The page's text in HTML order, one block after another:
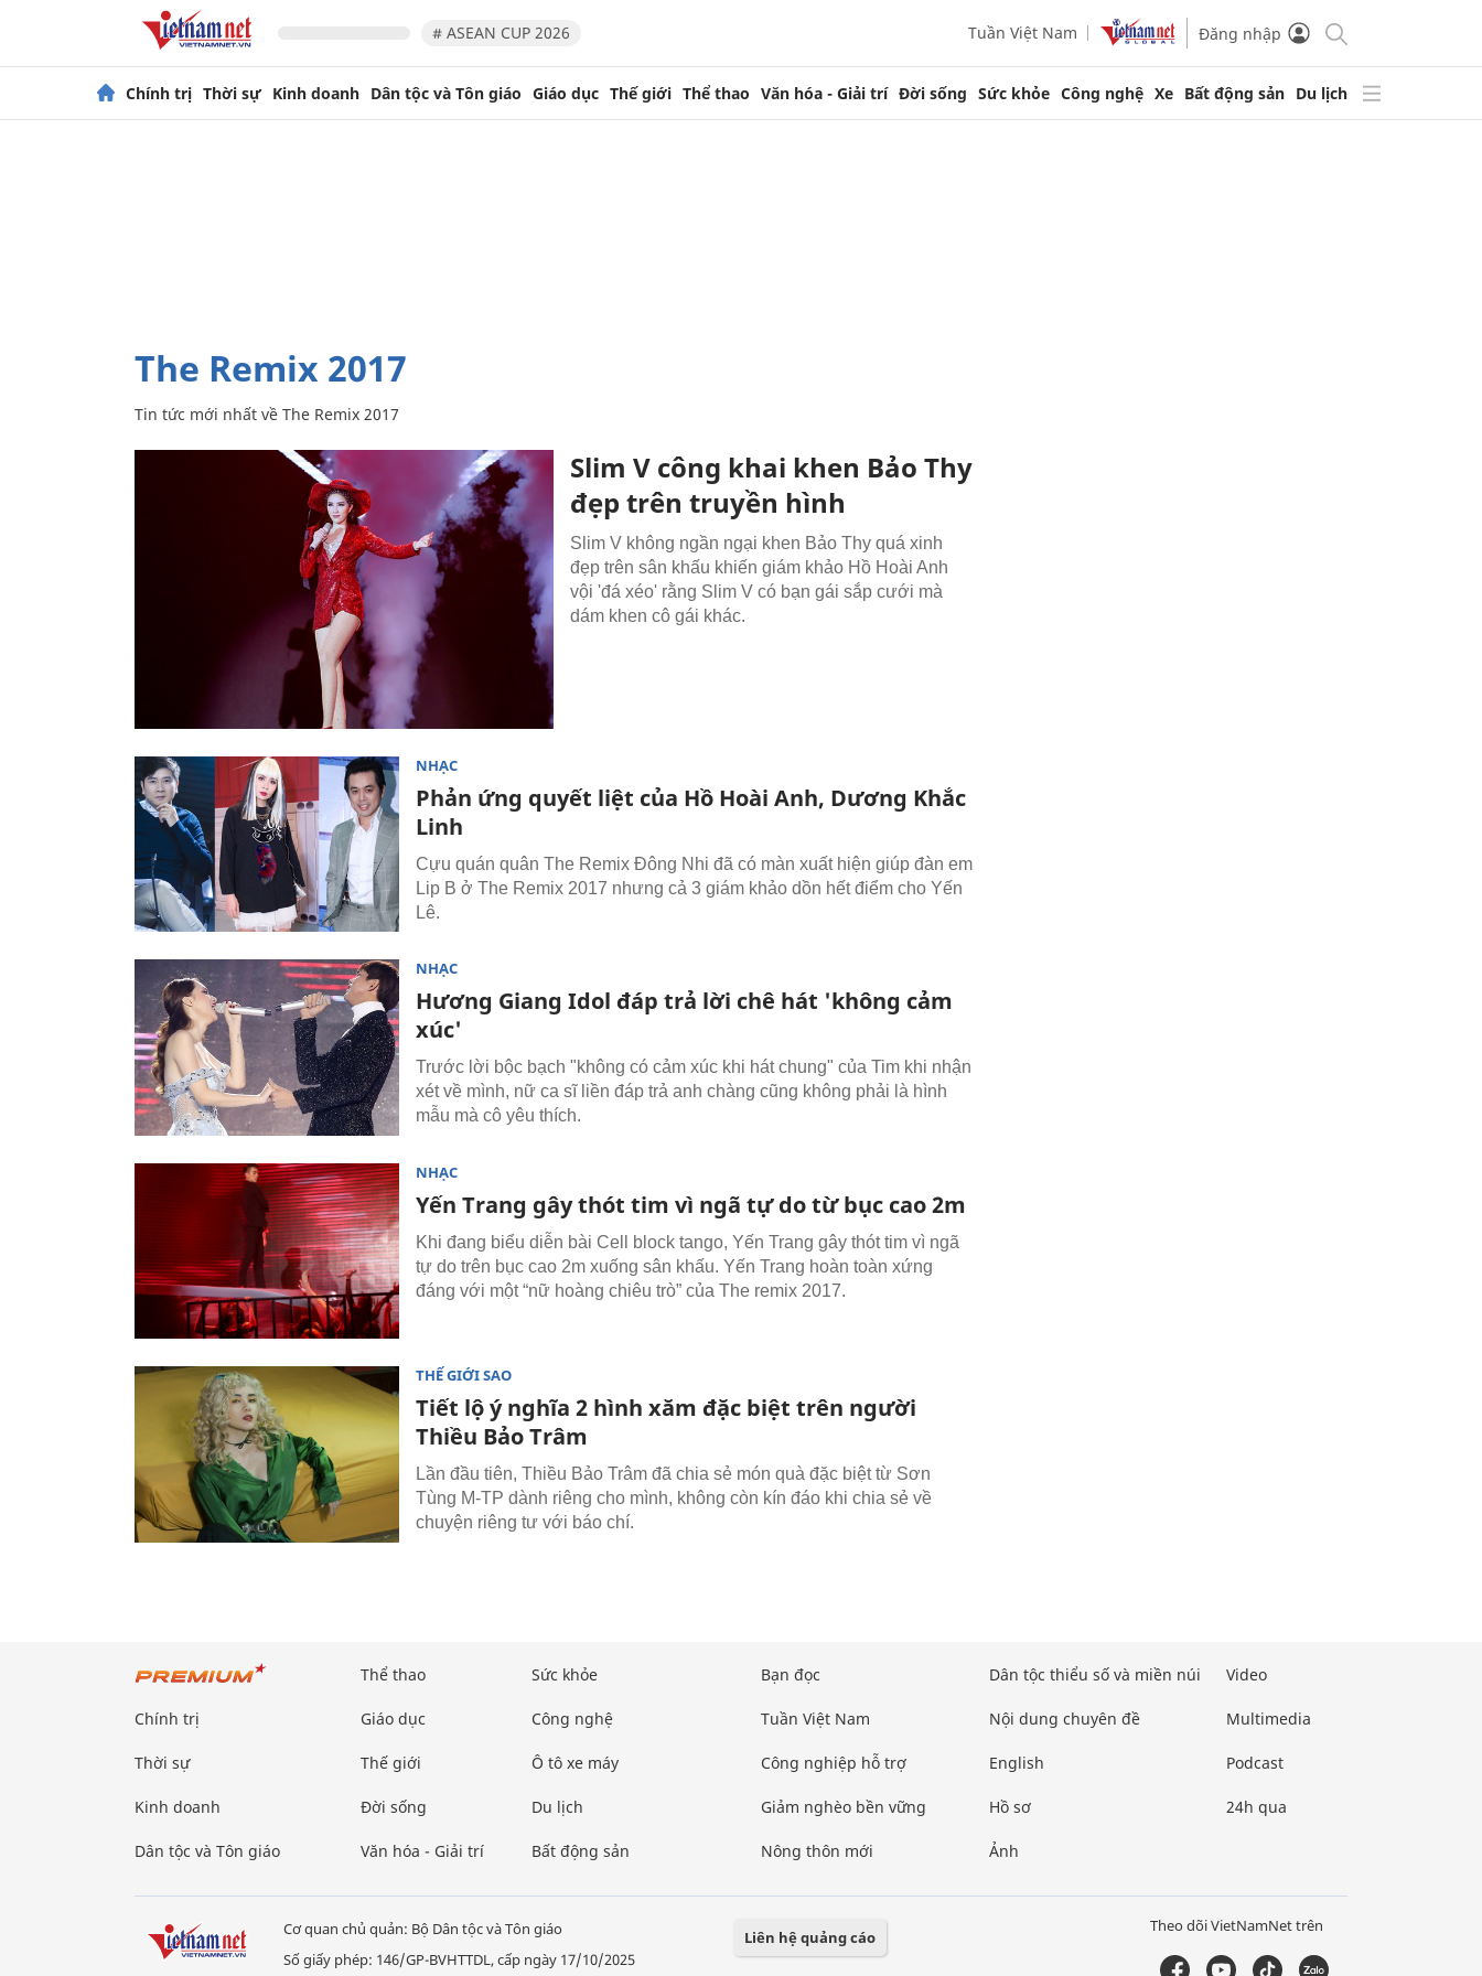
# ASEAN CUP 2026 Tuần Việt Nam Đăng nhập
Chính trị Thời sự Kinh doanh Dân tộc và Tôn giáo Giáo dục Thế giới Thể thao Văn hóa - Giải trí Đời sống Sức khỏe Công nghệ Xe Bất động sản Du lịch
The Remix 2017
Tin tức mới nhất về The Remix 2017
Slim V công khai khen Bảo Thy
đẹp trên truyền hình
Slim V không ngần ngại khen Bảo Thy quá xinh
đẹp trên sân khấu khiến giám khảo Hồ Hoài Anh
vội 'đá xéo' rằng Slim V có bạn gái sắp cưới mà
dám khen cô gái khác.
NHẠC
Phản ứng quyết liệt của Hồ Hoài Anh, Dương Khắc
Linh
Cựu quán quân The Remix Đông Nhi đã có màn xuất hiện giúp đàn em
Lip B ở The Remix 2017 nhưng cả 3 giám khảo dồn hết điểm cho Yến
Lê.
NHẠC
Hương Giang Idol đáp trả lời chê hát 'không cảm
xúc'
Trước lời bộc bạch "không có cảm xúc khi hát chung" của Tim khi nhận
xét về mình, nữ ca sĩ liền đáp trả anh chàng cũng không phải là hình
mẫu mà cô yêu thích.
NHẠC
Yến Trang gây thót tim vì ngã tự do từ bục cao 2m
Khi đang biểu diễn bài Cell block tango, Yến Trang gây thót tim vì ngã
tự do trên bục cao 2m xuống sân khấu. Yến Trang hoàn toàn xứng
đáng với một “nữ hoàng chiêu trò” của The remix 2017.
THẾ GIỚI SAO
Tiết lộ ý nghĩa 2 hình xăm đặc biệt trên người
Thiều Bảo Trâm
Lần đầu tiên, Thiều Bảo Trâm đã chia sẻ món quà đặc biệt từ Sơn
Tùng M-TP dành riêng cho mình, không còn kín đáo khi chia sẻ về
chuyện riêng tư với báo chí.
Chính trị
Thời sự
Kinh doanh
Dân tộc và Tôn giáo
Thể thao
Giáo dục
Thế giới
Đời sống
Văn hóa - Giải trí
Sức khỏe
Công nghệ
Ô tô xe máy
Du lịch
Bất động sản
Bạn đọc
Tuần Việt Nam
Công nghiệp hỗ trợ
Giảm nghèo bền vững
Nông thôn mới
Dân tộc thiểu số và miền núi
Nội dung chuyên đề
English
Hồ sơ
Ảnh
Video
Multimedia
Podcast
24h qua
Cơ quan chủ quản: Bộ Dân tộc và Tôn giáo
Số giấy phép: 146/GP-BVHTTDL, cấp ngày 17/10/2025
Liên hệ quảng cáo
Theo dõi VietNamNet trên